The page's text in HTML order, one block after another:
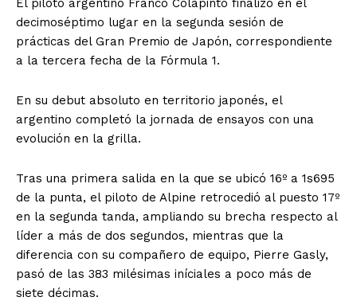
El piloto argentino Franco Colapinto finalizó en el
decimoséptimo lugar en la segunda sesión de
prácticas del Gran Premio de Japón, correspondiente
a la tercera fecha de la Fórmula 1.
En su debut absoluto en territorio japonés, el
argentino completó la jornada de ensayos con una
evolución en la grilla.
Tras una primera salida en la que se ubicó 16º a 1s695
de la punta, el piloto de Alpine retrocedió al puesto 17º
en la segunda tanda, ampliando su brecha respecto al
líder a más de dos segundos, mientras que la
diferencia con su compañero de equipo, Pierre Gasly,
pasó de las 383 milésimas iníciales a poco más de
siete décimas.